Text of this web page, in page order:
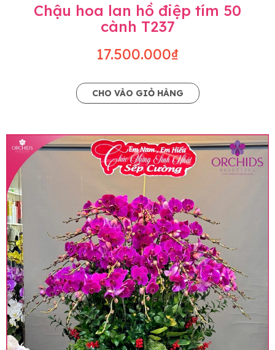
Chậu hoa lan hồ điệp tím 50
cành T237
17.500.000₫
CHO VÀO GIỎ HÀNG